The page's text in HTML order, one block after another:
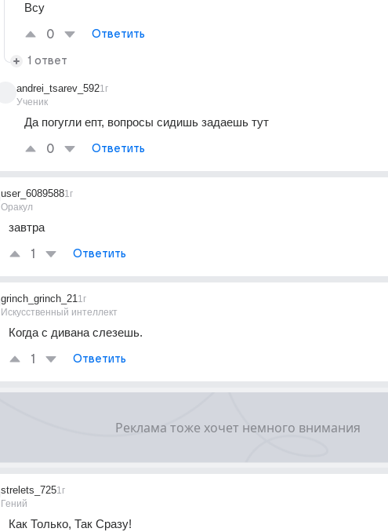
Всу
0 Ответить
1 ответ
andrei_tsarev_592
Ученик
1г
Да погугли епт, вопросы сидишь задаешь тут
0 Ответить
user_6089588
Оракул
1г
завтра
1 Ответить
grinch_grinch_21
Искусственный интеллект
1г
Когда с дивана слезешь.
1 Ответить
strelets_725
Гений
1г
Как Только, Так Сразу!